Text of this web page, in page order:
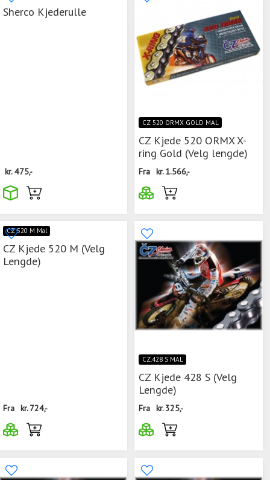
Sherco Kjederulle
kr.475,-
CZ 520 ORMX GOLD MAL
CZ Kjede 520 ORMX X-
ring Gold (Velg lengde)
Fra kr.1.566,-
CZ 520 M Mal
CZ Kjede 520 M (Velg
Lengde)
Fra kr.724,-
CZ.428 S MAL
CZ Kjede 428 S (Velg
Lengde)
Fra kr.325,-